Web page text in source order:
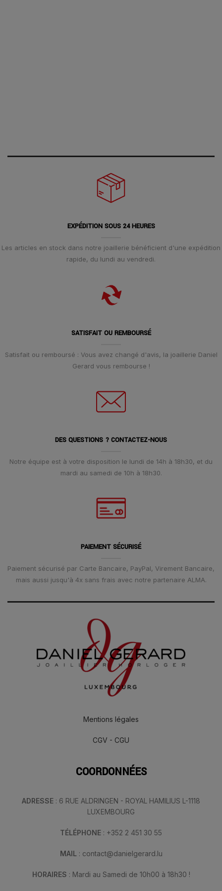
EXPÉDITION SOUS 24 HEURES
Les articles en stock dans notre joaillerie bénéficient d'une expédition
rapide, du lundi au vendredi.
SATISFAIT OU REMBOURSÉ
Satisfait ou remboursé : Vous avez changé d'avis, la joaillerie Daniel
Gerard vous rembourse !
DES QUESTIONS ? CONTACTEZ-NOUS
Notre équipe est à votre disposition le lundi de 14h à 18h30, et du
mardi au samedi de 10h à 18h30.
PAIEMENT SÉCURISÉ
Paiement sécurisé par Carte Bancaire, PayPal, Virement Bancaire,
mais aussi jusqu'à 4x sans frais avec notre partenaire ALMA.
Mentions légales
CGV - CGU
COORDONNÉES
ADRESSE : 6 RUE ALDRINGEN - ROYAL HAMILIUS L-1118
LUXEMBOURG
TÉLÉPHONE : +352 2 451 30 55
MAIL : contact@danielgerard.lu
HORAIRES : Mardi au Samedi de 10h00 à 18h30 !